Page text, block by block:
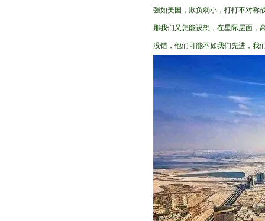
强如美国，欺负弱小，打打不对称
那我们又怎能设想，在星际层面，
没错，他们可能不如我们先进，我